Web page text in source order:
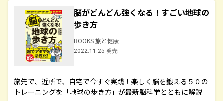
脳がどんどん強くなる！すごい地球の
歩き方
BOOKS 旅と健康
2022.11.25 発売
旅先で、近所で、自宅で今すぐ実践！楽しく脳を鍛える５０の
トレーニングを「地球の歩き方」が最新脳科学とともに解説